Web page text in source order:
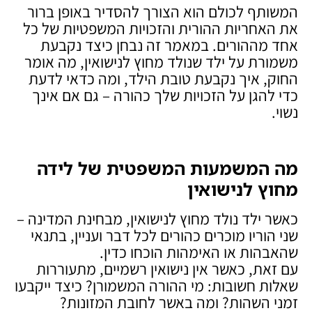
המשותף לכולם הוא הצורך להסדיר באופן ברור
את האחריות ההורית והזכויות המשפטיות של כל
אחד מההורים. במאמר זה נבחן כיצד נקבעת
משמורת על ילד שנולד מחוץ לנישואין, מה אומר
החוק, איך נקבעת טובת הילד, ומה כדאי לדעת
כדי להגן על הזכויות שלך כהורה – גם אם אינך
נשוי.
מה המשמעות המשפטית של לידה
מחוץ לנישואין
כאשר ילד נולד מחוץ לנישואין, מבחינת המדינה –
שני הוריו מוכרים כהורים לכל דבר ועניין, בתנאי
שהאבהות או האימהות הוכחו כדין.
עם זאת, כאשר אין נישואין רשמיים, מתעוררות
שאלות חשובות: מי ההורה המשמורן? כיצד ייקבעו
זמני השהות? ומה באשר לחובת המזונות?